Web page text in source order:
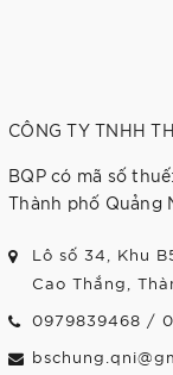
CÔNG TY TNHH
BQP có mã số
Thành phố Quảng
Lô số 34, Khu
Cao Thắng,
0979839468 /